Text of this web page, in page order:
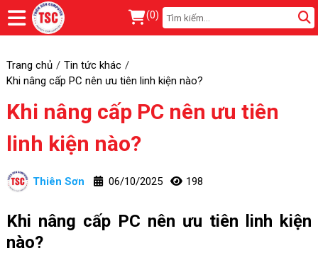
(0)
Trang chủ
Tin tức khác
Khi nâng cấp PC nên ưu tiên linh kiện nào?
Khi nâng cấp PC nên ưu tiên
linh kiện nào?
Thiên Sơn 06/10/2025 198
Khi nâng cấp PC nên ưu tiên linh kiện
nào?